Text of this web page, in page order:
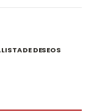
DE DESEOS